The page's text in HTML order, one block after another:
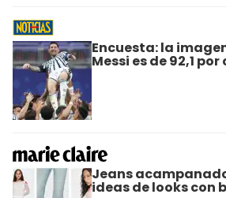
Encuesta: la
Messi es de 92,1
Jeans
ideas de looks con